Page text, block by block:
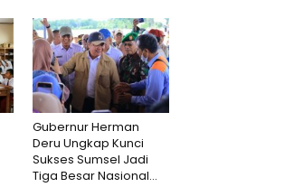
Gubernur Herman
Deru Ungkap Kunci
Sukses Sumsel Jadi
Tiga Besar Nasional...